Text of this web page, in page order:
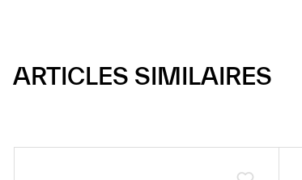
ARTICLES SIMILAIRES